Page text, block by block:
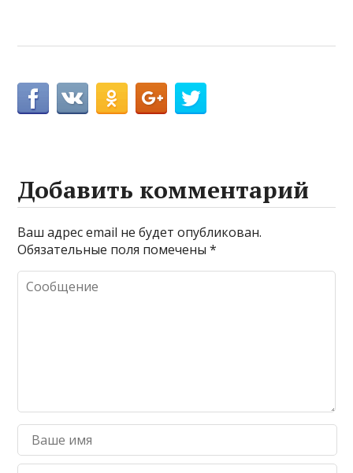
Добавить комментарий
Ваш адрес email не будет опубликован.
Обязательные поля помечены*